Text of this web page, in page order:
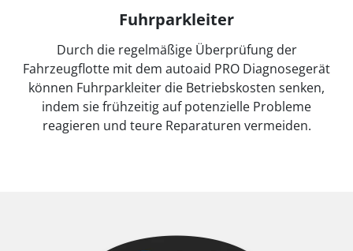
Fuhrparkleiter
Durch die regelmäßige Überprüfung der
Fahrzeugflotte mit dem autoaid PRO Diagnosegerät
können Fuhrparkleiter die Betriebskosten senken,
indem sie frühzeitig auf potenzielle Probleme
reagieren und teure Reparaturen vermeiden.